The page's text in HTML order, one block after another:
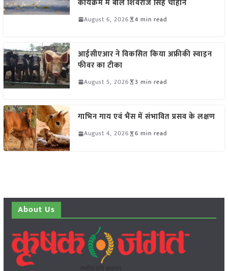
कार्यक्रम में बोले शिवराज सिंह चौहान
August 6, 2026 4 min read
आईसीएआर ने विकसित किया अफ्रीकी स्वाइन
फीवर का टीका
August 5, 2026 3 min read
गाभिन गाय एवं भैंस में संभावित प्रसव के लक्षण
August 4, 2026 6 min read
About Us